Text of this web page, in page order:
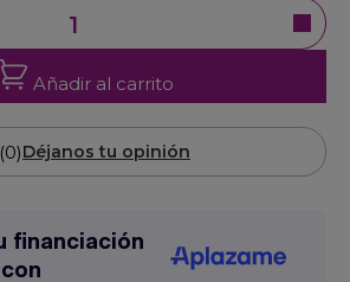
Añadir al carrito
(0)Déjanos tu opinión